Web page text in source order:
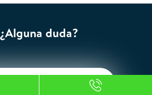
¿Alguna duda?